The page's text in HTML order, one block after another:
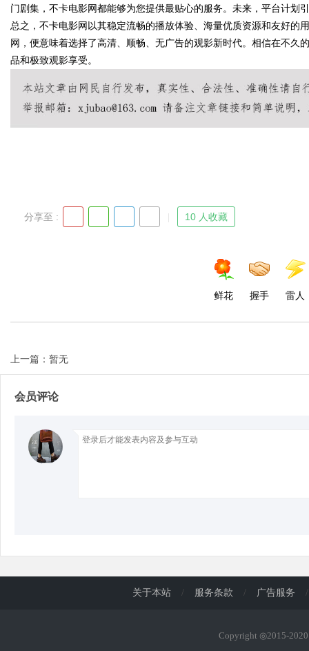
Bo
门剧集，不卡电影网都能够为您提供最贴心的服务。未来，平台计划
总之，不卡电影网以其稳定流畅的播放体验、海量优质资源和友好的
网，便意味着选择了高清、顺畅、无广告的观影新时代。相信在不久
品和极致观影享受。
分享至 : 10 人收藏
鲜花 握手 雷人
上一篇：暂无
会员评论
关于本站 / 服务条款 / 广告服务 /
Copyright ◎2015-